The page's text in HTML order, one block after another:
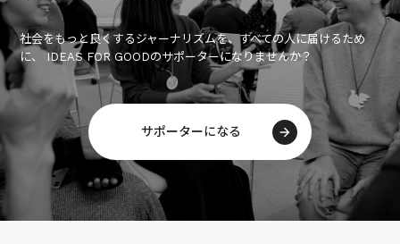
社会をもっと良くするジャーナリズムを、すべての人に届けるため
に、 IDEAS FOR GOODのサポーターになりませんか？
サポーターになる